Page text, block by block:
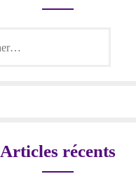
Articles récents